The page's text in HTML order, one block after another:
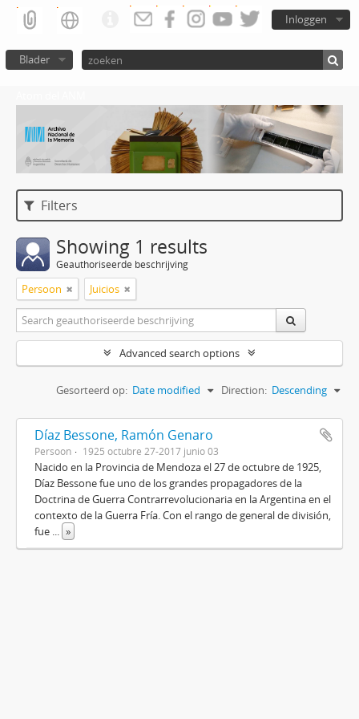
Inloggen
Blader
Filters
Showing 1 results
Geauthoriseerde beschrijving
Persoon Juicios
Advanced search options
Gesorteerd op: Date modified Direction: Descending
Díaz Bessone, Ramón Genaro
Persoon 1925 octubre 27-2017 junio 03
Nacido en la Provincia de Mendoza el 27 de octubre de 1925,
Díaz Bessone fue uno de los grandes propagadores de la
Doctrina de Guerra Contrarrevolucionaria en la Argentina en el
contexto de la Guerra Fría. Con el rango de general de división,
fue ... »